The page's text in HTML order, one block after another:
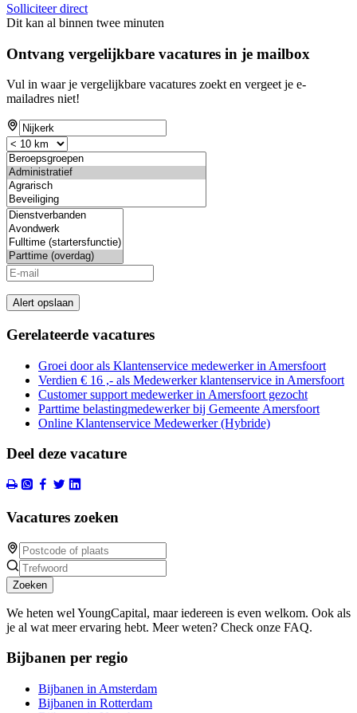
Solliciteer direct
Dit kan al binnen twee minuten
Ontvang vergelijkbare vacatures in je mailbox
Vul in waar je vergelijkbare vacatures zoekt en vergeet je e-
mailadres niet!
Alert opslaan
Gerelateerde vacatures
Groei door als Klantenservice medewerker in Amersfoort
Verdien € 16 ,- als Medewerker klantenservice in Amersfoort
Customer support medewerker in Amersfoort gezocht
Parttime belastingmedewerker bij Gemeente Amersfoort
Online Klantenservice Medewerker (Hybride)
Deel deze vacature
Vacatures zoeken
Zoeken
We heten wel YoungCapital, maar iedereen is even welkom. Ook als
je al wat meer ervaring hebt. Meer weten? Check onze FAQ.
Bijbanen per regio
Bijbanen in Amsterdam
Bijbanen in Rotterdam